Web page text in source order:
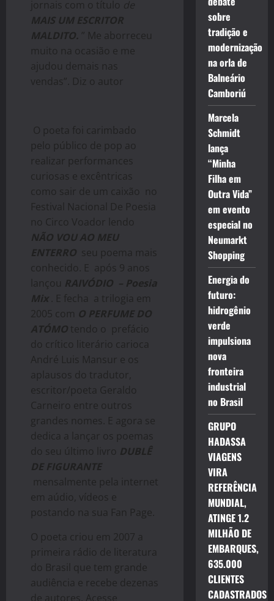
jornais com o título de
MAIS UM ESCRITOR
MALDITO. ” Me aborreceu
muito na ocasião e me
ajudou demais nas
vendas”. Diz o autor
O poeta foi carimbado
pelo público de pop ao
realizar performances
curiosas e excêntricas
como sair de um caixão no
Festival Nacional De Poesia
no Circo Voador lendo
NÃO VOU AO MEU
ENTERRO seu poema mais
conhecido. E após 9 anos
lançou RAIVÓDIO – Poesia
Mix. E fecha a trilogia em
2005 com O PERFUME DO
ATÓMO tendo o prefácio
do crítico literário carioca
André Luis Mansur e os
aplausos do tradutor,
escritor/poeta Geraldo
Carneiro entre outros
grandes nomes. E agora se
dedica a lançar os poemas
do seu último livro DUBLÊ
DE FIGURANTE
mensalmente pela internet
em aúdio, vídeos e
postando na sua Fan Page.
O poeta criou em 2007 a
primeira rádio de literatura
do Brasil que tem grande
audiência e recebe dezenas
de autores. Acesse
sobre
tradição e
modernização
na orla de
Balneário
Camboriú
Marcela
Schmidt
lança
“Minha
Filha em
Outra Vida”
em evento
especial no
Neumarkt
Shopping
Energia do
futuro:
hidrogênio
verde
impulsiona
nova
fronteira
industrial
no Brasil
GRUPO
HADASSA
VIAGENS
VIRA
REFERÊNCIA
MUNDIAL,
ATINGE 1.2
MILHÃO DE
EMBARQUES,
635.000
CLIENTES
CADASTRADOS